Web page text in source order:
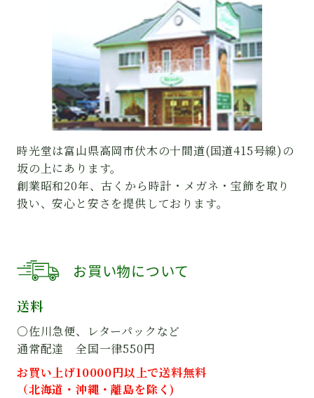
時光堂は富山県高岡市伏木の十間道(国道415号線)の
坂の上にあります。
創業昭和20年、古くから時計・メガネ・宝飾を取り
扱い、安心と安さを提供しております。
お買い物について
送料
○佐川急便、レターパックなど
通常配達 全国一律550円
お買い上げ10000円以上で送料無料
（北海道・沖縄・離島を除く)